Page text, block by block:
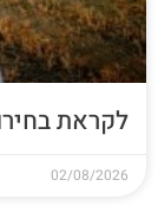
לקראת בחירות
02/08/2026